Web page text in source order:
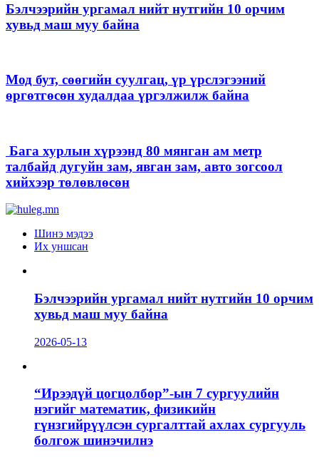
Бэлчээрийн ургамал нийт нутгийн 10 орчим
хувьд маш муу байна
Мод бут, сөөгийн суулгац, үр үрслэгээний
өргөтгөсөн худалдаа үргэлжилж байна
Бага хурлын хүрээнд 80 мянган ам метр
талбайд дугуйн зам, явган зам, авто зогсоол
хийхээр төлөвлөсөн
Шинэ мэдээ
Их уншсан
Бэлчээрийн ургамал нийт нутгийн 10 орчим
хувьд маш муу байна
2026-05-13
“Ирээдүй цогцолбор”-ын 7 сургуулийн
нэгийг математик, физикийн
гүнзгийрүүлсэн сургалттай ахлах сургууль
болгож шинэчилнэ